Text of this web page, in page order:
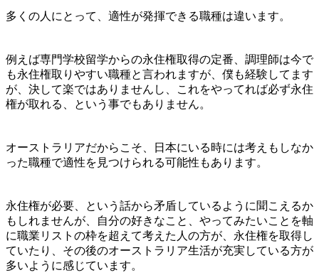
多くの人にとって、適性が発揮できる職種は違います。
例えば専門学校留学からの永住権取得の定番、調理師は今で
も永住権取りやすい職種と言われますが、僕も経験してます
が、決して楽ではありませんし、これをやってれば必ず永住
権が取れる、という事でもありません。
オーストラリアだからこそ、日本にいる時には考えもしなか
った職種で適性を見つけられる可能性もあります。
永住権が必要、という話から矛盾しているように聞こえるか
もしれませんが、
自分の好きなこと、やってみたいことを軸
に職業リストの枠を超えて考えた人の方が、永住権を取得し
ていたり、その後のオーストラリア生活が充実している方が
多いように感じています。